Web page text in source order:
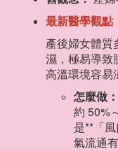
最新醫學觀點
產後婦女體質
濕，極易導致
高溫環境容易
怎麼做：
約 50%
是**「
氣流通